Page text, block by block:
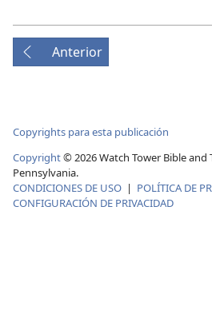
Anterior
Copyrights para esta publicación
Copyright©2026Watch Tower Bible and
Pennsylvania.
CONDICIONES DE USO | POLÍTICA DE
CONFIGURACIÓN DE PRIVACIDAD